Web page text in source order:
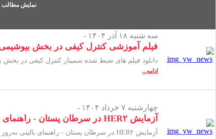
نمایش مطالب
سه شنبه ۱۸ آذر ۱۴۰۴ -
فیلم آموزشی کنترل کیفی در بخش بیوشیمی ۱۲ الی ۱۳ آذر
دانلود فیلم های ضبط شده سمینار کنترل کیفی در بخش بیوشیمی ۱۲ الی
ادامه...
چهارشنبه ۷ خرداد ۱۴۰۴ -
آزمایش HER۲ در سرطان پستان - راهنمای بالینی به‌روز شده در سال ۲۰۲۳ توسط CAP (کالج آسیب شناسان آمریکایی)
آزمایش HER۲ در سرطان پستان - راهنمای بالینی به‌روز شده در سال ۲۰۲۳ توسط CAP لینک دانلود